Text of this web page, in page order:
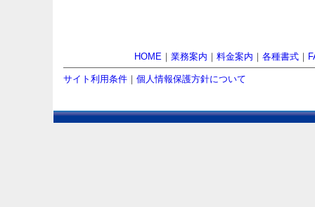
HOME ｜ 業務案内 ｜ 料金案内 ｜ 各種書式 ｜
サイト利用条件 ｜ 個人情報保護方針について